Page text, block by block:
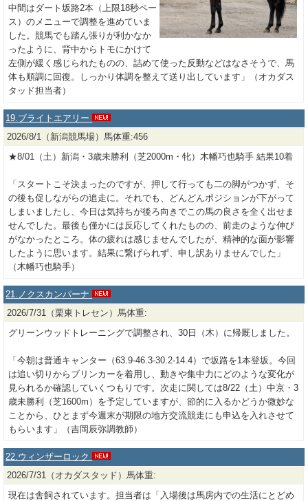
中間はダート坂路2本（上限18秒ペー
ス）のメニューで調整を進めていま
した。競馬でも踏ん張りが利かなか
ったように、背中からトモにかけて
左側が緩く感じられたものの、詰めて使った反動などはなさそうで、馬
体も順調に回復。しっかり体調を整えて送り出しています」（オカダス
タッド担当者）
19.ブライトエアリー
2026/8/1（新潟競馬場）馬体重:456
★8/01（土）新潟・3歳未勝利（芝2000m・牝）木幡巧也騎手 結果10着
「スタートこそ決まったのですが、押して行っても二の脚がつかず、そ
の後も促しながらの追走に。それでも、どんどんポジションが下がって
しまいましたし、今日は気持ちが後ろ向きでこの馬の良さを全く出せま
せんでした。最後も僅かには反応してくれたものの、前走のような伸び
がなかったところ。体の疲れは感じませんでしたが、精神的な面が影響
したように思います。結果に繋げられず、申し訳ありませんでした」
（木幡巧也騎手）
21.ノクスカンパーナ
2026/7/31（栗東トレセン）馬体重:
グリーンウッドトレーニングで調整され、30日（木）に帰厩しました。
「今朝は普通キャンター（63.9-46.3-30.2-14.4）で坂路を1本登坂。今回
は追い切りからブリンカーを着用し、動きや集中力にどのような変化が
見られるか確認していくつもりです。次走に関しては8/22（土）中京・3
歳未勝利（芝1600m）を予定していますが、節的に入るかどうか微妙な
ことから、ひとまず今週末が期限の地方交流競走にも申込を入れさせて
もらいます」（吉岡辰弥調教師）
22.ウィンザーロック
2026/7/31（オカダスタッド）馬体重:
現在は舎飼されています。担当者は「入場後は馬房内での生活にとどめ